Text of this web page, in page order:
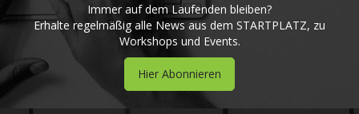
Immer auf dem Laufenden bleiben?
Erhalte regelmäßig alle News aus dem STARTPLATZ, zu
Workshops und Events.
Hier Abonnieren